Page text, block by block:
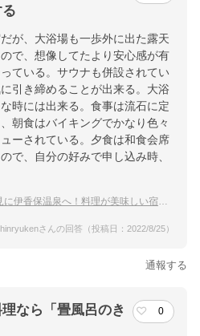
が、大浴場も一歩外に出た露天
で、想像してたより安心感が有
ている。サウナも併設されてい
引き締めることが出来る。大浴
時には出来る。食事は流石に定
朝食はバイキングでかなり色々
ーされている。夕食は和食会席
で、自分の好みで申し込み時、
伊香保温泉へ！料理が美味しい宿はある？
さんの回答（投稿日：2022/8/25）
通報する
なら「畳風呂のき
0